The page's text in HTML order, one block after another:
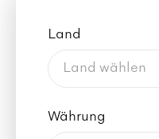
Land
Land wählen
Währung